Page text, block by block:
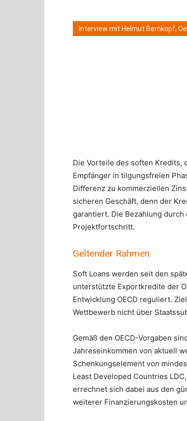
Interview mit Helmut Bernkopf,
Die Vorteile des soften Kredits,
Empfänger in tilgungsfreien
Differenz zu kommerziellen
sicheren Geschäft, denn der
garantiert. Die Bezahlung
Projektfortschritt.
Geltender Rahmen
Soft Loans werden seit den
unterstützte Exportkredite der
Entwicklung OECD reguliert.
Wettbewerb nicht über
Gemäß den OECD-Vorgaben
Jahreseinkommen von aktuell
Schenkungselement von
Least Developed Countries
errechnet sich dabei aus den
weiterer Finanzierungskosten